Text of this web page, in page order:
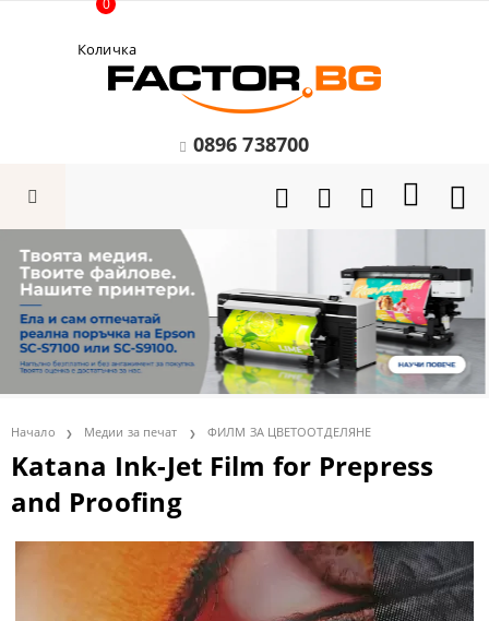
Количка
0
0896 738700
Начало Медии за печат ФИЛМ ЗА ЦВЕТООТДЕЛЯНЕ
Katana Ink-Jet Film for Prepress
and Proofing